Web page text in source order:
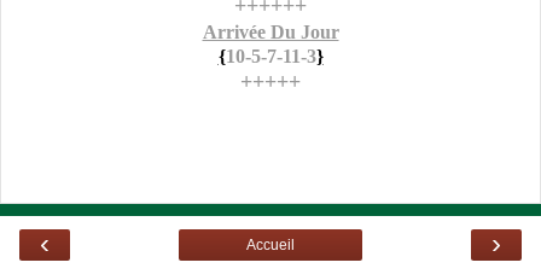
++++++
Arrivée Du Jour
{10-5-7-11-3}
+++++
‹ ›
Accueil